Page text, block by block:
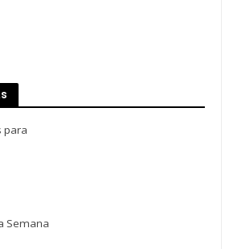
para
Semana